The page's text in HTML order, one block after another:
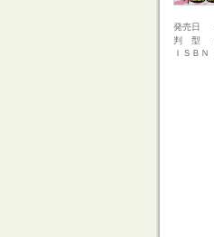
発売日
判 型
ＩＳＢＮ